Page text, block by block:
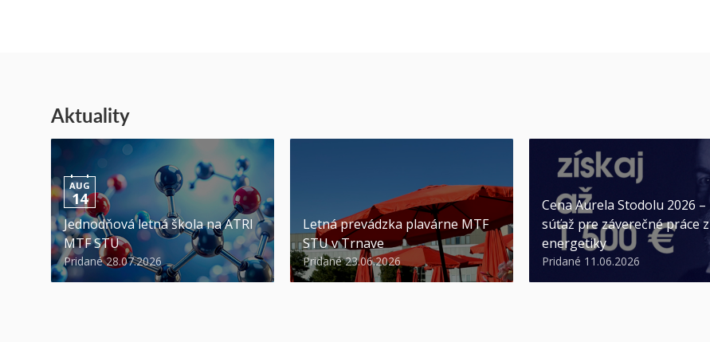
Aktuality
AUG
14
Jednodňová letná škola na ATRI
MTF STU
Pridané 28.07.2026
Letná prevádzka plavárne MTF
STU v Trnave
Pridané 23.06.2026
Cena Aurela Stodolu 2026 –
súťaž pre záverečné práce z
energetiky
Pridané 11.06.2026